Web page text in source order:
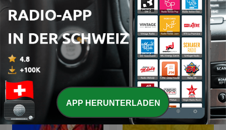
Deutsch Podcast -
Deutsch lernen
Ungarisch lernen
APP HERUNTERLADEN